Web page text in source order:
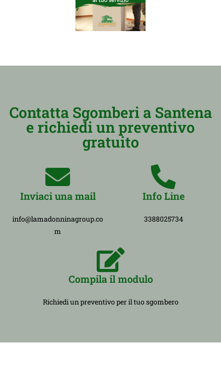
Contatta Sgomberi a Santena
e richiedi un preventivo
gratuito
Inviaci una mail
info@lamadonninagroup.co
m
Info Line
3388025734
Compila il modulo
Richiedi un preventivo per il tuo sgombero